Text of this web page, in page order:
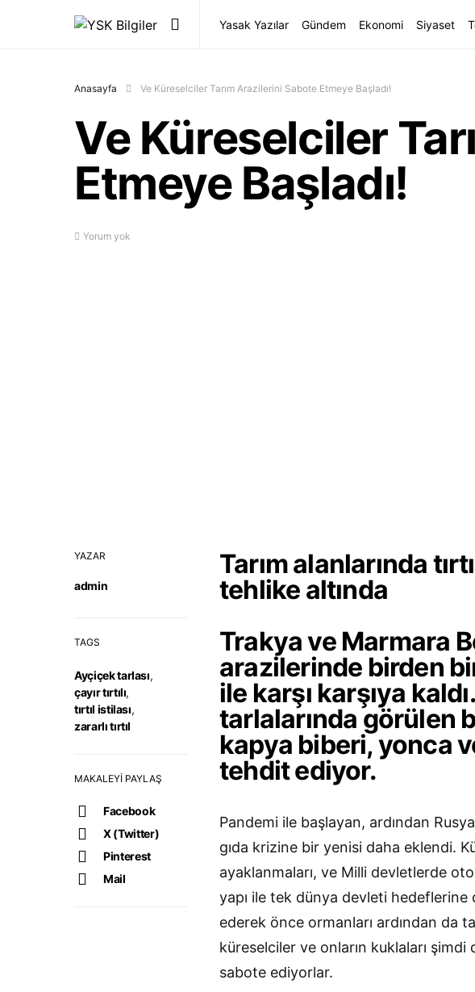
Yasak Yazılar Gündem Ekonomi Siyaset
Anasayfa Ve Küreselciler Tarım Arazilerini Sabote Etmeye Başladı!
Ve Küreselciler
Etmeye Başladı!
Yorum yok
YAZAR
admin
TAGS
Ayçiçek tarlası,
çayır tırtılı,
tırtıl istilası,
zararlı tırtıl
MAKALEYI PAYLAŞ
Facebook
X (Twitter)
Pinterest
Mail
Tarım alanlarında
tehlike altında
Trakya ve Marmara
arazilerinde birden
ile karşı karşıya
tarlalarında görülen
kapya biberi, yonca
tehdit ediyor.
Pandemi ile başlayan, ardından
gıda krizine bir yenisi daha eklendi.
ayaklanmaları, ve Milli devletlerde
yapı ile tek dünya devleti
ederek önce ormanları ardından da
küreselciler ve onların kuklaları şimdi
sabote ediyorlar.